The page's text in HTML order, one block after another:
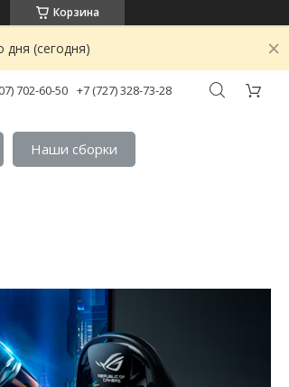
Корзина
(сегодня)
702-60-50 +7 (727) 328-73-28
Наши сборки